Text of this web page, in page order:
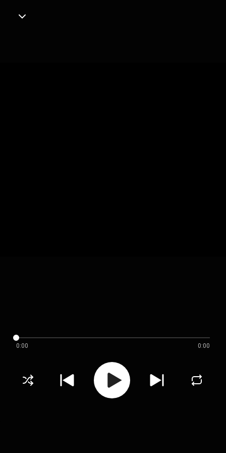
0:00 0:00